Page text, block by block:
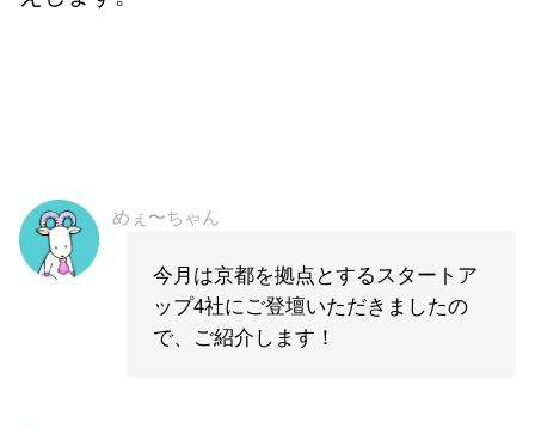
めぇ〜ちゃん
今月は京都を拠点とするスタートア
ップ4社にご登壇いただきましたの
で、ご紹介します！